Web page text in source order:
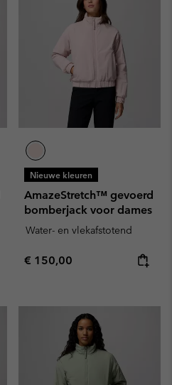
Nieuwe kleuren
AmazeStretch™ gevoerd
bomberjack voor dames
Water- en vlekafstotend
Regular price:
€ 150,00